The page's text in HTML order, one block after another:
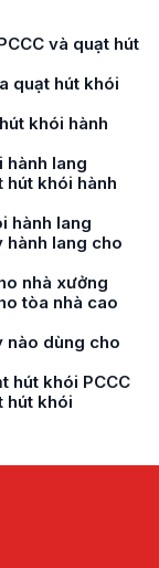
và quạt hút
quạt hút khói
khói hành
hành lang
hút khói hành
hành lang
hành lang cho
nhà xưởng
tòa nhà cao
nào dùng cho
hút khói PCCC
hút khói